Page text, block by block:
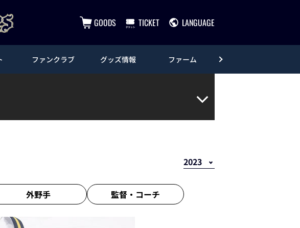
GOODS TICKET LANGUAGE
ファンクラブ グッズ情報 ファーム
外野手 監督・ コーチ